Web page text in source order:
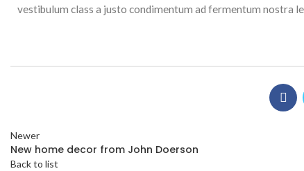
vestibulum class a justo condimentum ad fermentum nostra
Newer
New home decor from John Doerson
Back to list